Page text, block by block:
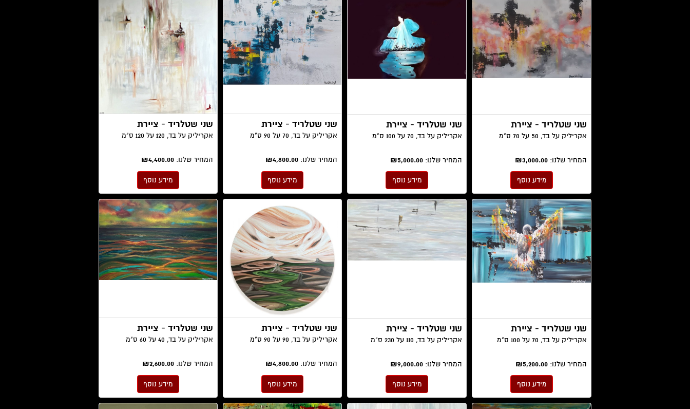
שני שטלריד - ציירת
אקריליק על בד, 50 על 70 ס"מ
המחיר שלנו: ₪3,000.00
מידע נוסף
שני שטלריד - ציירת
אקריליק על בד, 70 על 100 ס"מ
המחיר שלנו: ₪5,000.00
מידע נוסף
שני שטלריד - ציירת
אקריליק על בד, 70 על 90 ס"מ
המחיר שלנו: ₪4,800.00
מידע נוסף
שני שטלריד - ציירת
אקריליק על בד, 120 על 120 ס"מ
המחיר שלנו: ₪4,400.00
מידע נוסף
שני שטלריד - ציירת
אקריליק על בד, 70 על 100 ס"מ
המחיר שלנו: ₪5,200.00
מידע נוסף
שני שטלריד - ציירת
אקריליק על בד, 110 על 230 ס"מ
המחיר שלנו: ₪9,000.00
מידע נוסף
שני שטלריד - ציירת
אקריליק על בד, 90 על 90 ס"מ
המחיר שלנו: ₪4,800.00
מידע נוסף
שני שטלריד - ציירת
אקריליק על בד, 40 על 60 ס"מ
המחיר שלנו: ₪2,600.00
מידע נוסף